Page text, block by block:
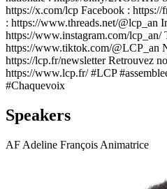
https://x.com/lcp Facebook :
: https://www.threads.net/@lcp_an
https://www.instagram.com/lcp_an/
https://www.tiktok.com/@LCP_an
https://lcp.fr/newsletter Retrouvez
https://www.lcp.fr/ #LCP
#Chaquevoix
Speakers
AF Adeline François Animatrice